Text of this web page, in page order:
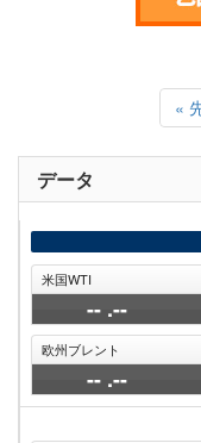
送
り
先
頭
ペ
ジ
«
データ
米国WTI
-- .--
欧州ブレント
-- .--